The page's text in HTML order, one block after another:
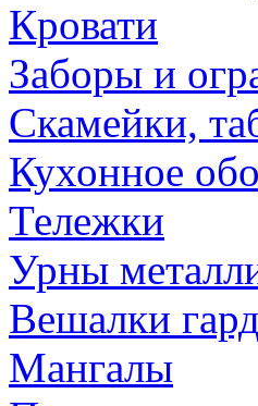
Кровати
Заборы и
Скамейки,
Кухонное
Тележки
Урны
Вешалки
Мангалы